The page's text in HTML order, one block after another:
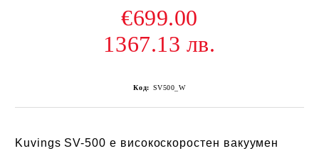
€699.00
1367.13 лв.
Код: SV500_W
Kuvings SV-500 е високоскоростен вакуумен